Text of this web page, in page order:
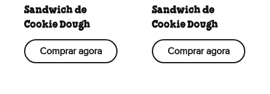
Sandwich de
Cookie Dough
Comprar agora
Sandwich de
Cookie Dough
Comprar agora